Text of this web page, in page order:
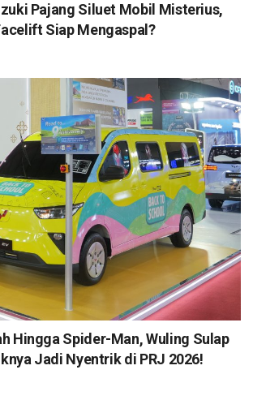
Pajang Siluet Mobil Misterius,
Siap Mengaspal?
Hingga Spider-Man, Wuling Sulap
Jadi Nyentrik di PRJ 2026!